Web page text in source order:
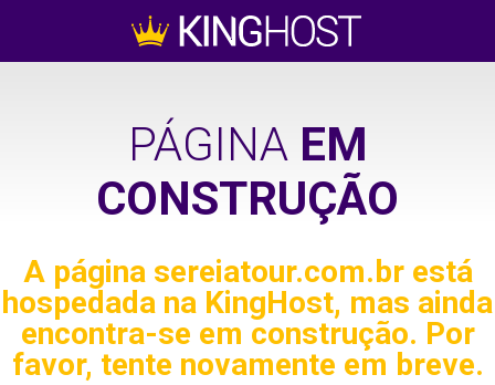
PÁGINA EM
CONSTRUÇÃO
A página sereiatour.com.brestá
hospedada na KingHost, mas ainda
encontra-se em construção. Por
favor, tente novamente em breve.